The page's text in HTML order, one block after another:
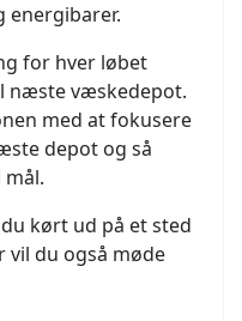
energibarer.
for hver løbet
næste væskedepot.
med at fokusere
depot og så
mål.
kørt ud på et sted
vil du også møde